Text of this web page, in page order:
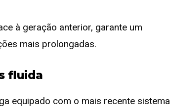
à geração anterior, garante um
mais prolongadas.
fluida
equipado com o mais recente sistema